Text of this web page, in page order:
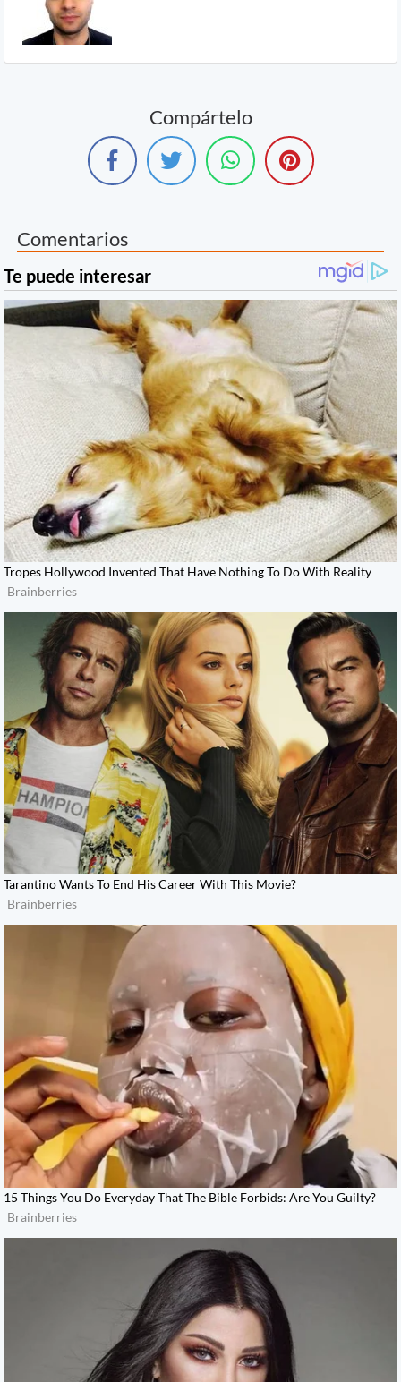
Compártelo
Comentarios